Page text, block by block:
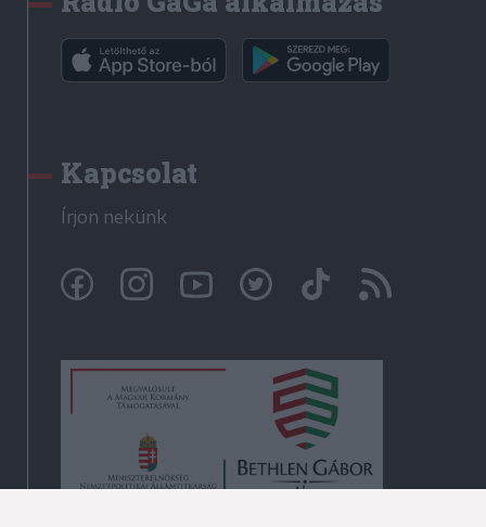
Kapcsolat
Írjon nekünk